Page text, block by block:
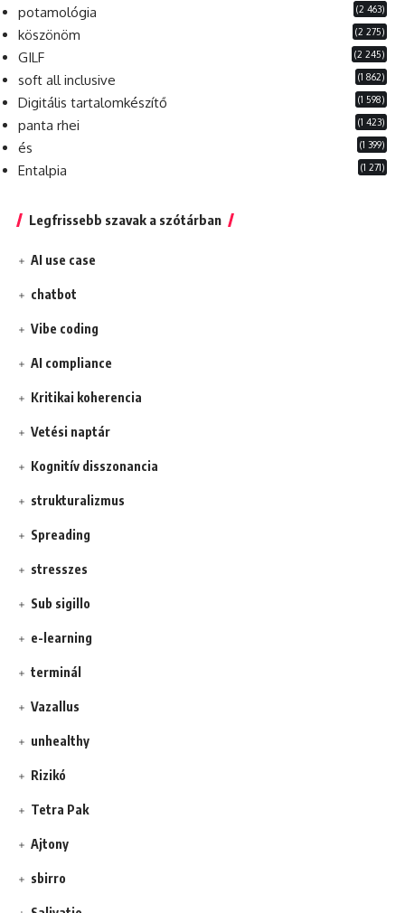
potamológia (2 463)
köszönöm (2 275)
GILF (2 245)
soft all inclusive (1 862)
Digitális tartalomkészítő (1 598)
panta rhei (1 423)
és (1 399)
Entalpia (1 271)
Legfrissebb szavak a szótárban
AI use case
chatbot
Vibe coding
AI compliance
Kritikai koherencia
Vetési naptár
Kognitív disszonancia
strukturalizmus
Spreading
stresszes
Sub sigillo
e-learning
terminál
Vazallus
unhealthy
Rizikó
Tetra Pak
Ajtony
sbirro